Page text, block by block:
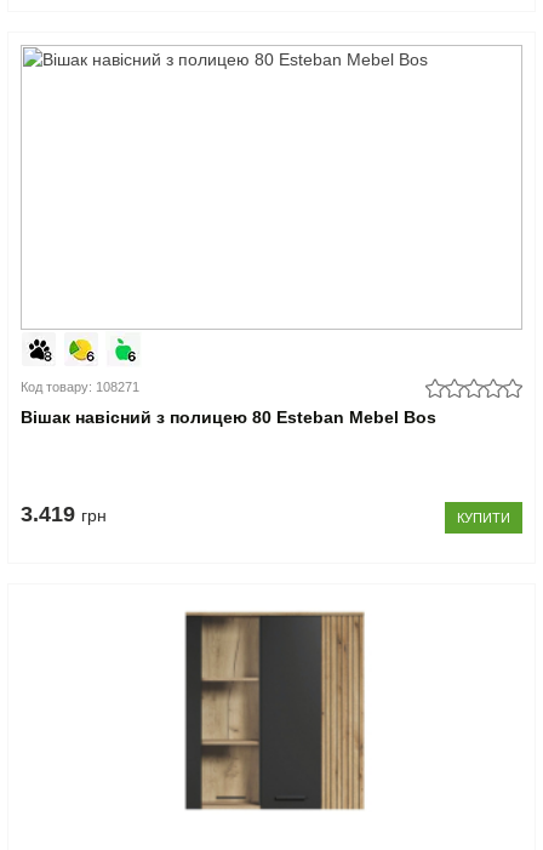
Код товару: 108271
Вішак навісний з полицею 80 Esteban Mebel Bos
3.419 грн КУПИТИ